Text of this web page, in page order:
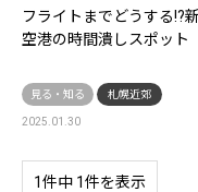
フライトまでどうする!?
空港の時間潰しスポット
見る・知る 札幌近郊
2025.01.30
1件中 1件を表示